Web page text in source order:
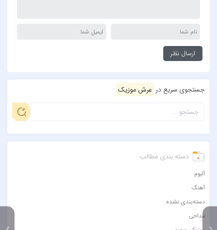
جستجوی سریع در عرش موزیک
دسته بندی مطالب
آلبوم
آهنگ
دسته‌بندی نشده
مداحی